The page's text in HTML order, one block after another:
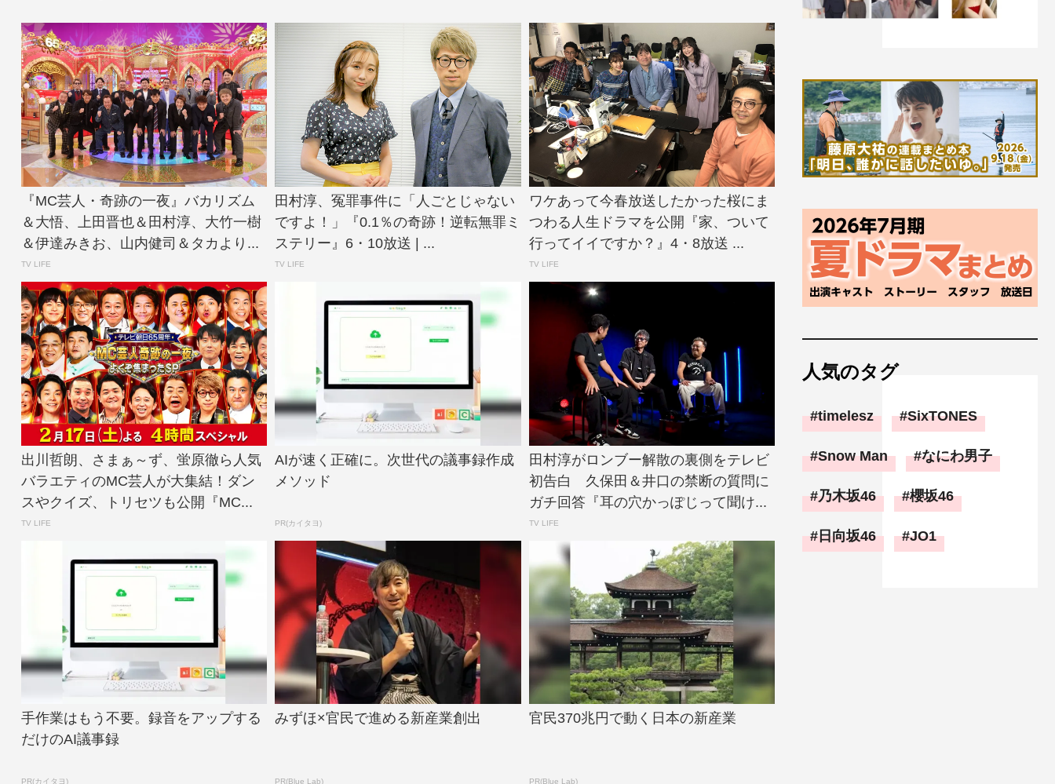
『MC芸人・奇跡の一夜』バカリズム
＆大悟、上田晋也＆田村淳、大竹一樹
＆伊達みきお、山内健司＆タカより...
TV LIFE
田村淳、冤罪事件に「人ごとじゃない
ですよ！」『0.1％の奇跡！逆転無罪ミ
ステリー』6・10放送 | ...
TV LIFE
ワケあって今春放送したかった桜にま
つわる人生ドラマを公開『家、ついて
行ってイイですか？』4・8放送 ...
TV LIFE
出川哲朗、さまぁ～ず、蛍原徹ら人気
バラエティのMC芸人が大集結！ダン
スやクイズ、トリセツも公開『MC...
TV LIFE
AIが速く正確に。次世代の議事録作成
メソッド
PR(カイタヨ)
田村淳がロンブー解散の裏側をテレビ
初告白 久保田＆井口の禁断の質問に
ガチ回答『耳の穴かっぽじって聞け...
TV LIFE
手作業はもう不要。録音をアップする
だけのAI議事録
PR(カイタヨ)
みずほ×官民で進める新産業創出
PR(Blue Lab)
官民370兆円で動く日本の新産業
PR(Blue Lab)
人気のタグ
timelesz SixTONES
Snow Man なにわ男子
乃木坂46 櫻坂46
日向坂46 JO1